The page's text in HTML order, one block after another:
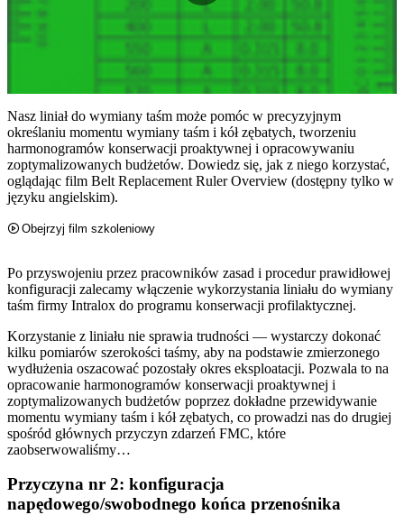
Nasz liniał do wymiany taśm może pomóc w precyzyjnym
określaniu momentu wymiany taśm i kół zębatych, tworzeniu
harmonogramów konserwacji proaktywnej i opracowywaniu
zoptymalizowanych budżetów. Dowiedz się, jak z niego korzystać,
oglądając film Belt Replacement Ruler Overview (dostępny tylko w
języku angielskim).
Obejrzyj film szkoleniowy
Po przyswojeniu przez pracowników zasad i procedur prawidłowej
konfiguracji zalecamy włączenie wykorzystania liniału do wymiany
taśm firmy Intralox do programu konserwacji profilaktycznej.
Korzystanie z liniału nie sprawia trudności — wystarczy dokonać
kilku pomiarów szerokości taśmy, aby na podstawie zmierzonego
wydłużenia oszacować pozostały okres eksploatacji. Pozwala to na
opracowanie harmonogramów konserwacji proaktywnej i
zoptymalizowanych budżetów poprzez dokładne przewidywanie
momentu wymiany taśm i kół zębatych, co prowadzi nas do drugiej
spośród głównych przyczyn zdarzeń FMC, które
zaobserwowaliśmy…
Przyczyna nr 2: konfiguracja
napędowego/swobodnego końca przenośnika